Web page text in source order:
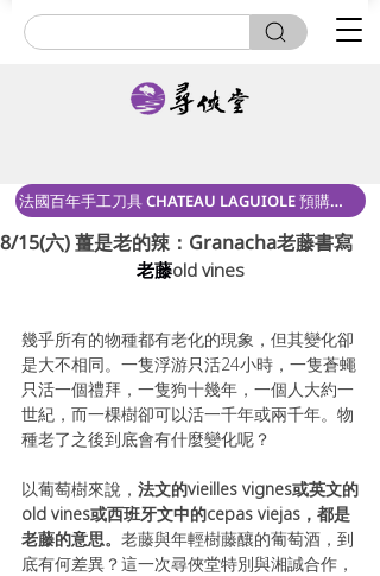
法國百年手工刀具 CHATEAU LAGUIOLE 預購中！
8/15(六) 薑是老的辣：Granacha老藤書寫
老藤old vines
幾乎所有的物種都有老化的現象，但其變化卻
是大不相同。一隻浮游只活24小時，一隻蒼蠅
只活一個禮拜，一隻狗十幾年，一個人大約一
世紀，而一棵樹卻可以活一千年或兩千年。物
種老了之後到底會有什麼變化呢？
以葡萄樹來說， 法文的vieilles vignes或英文的
old vines或西班牙文中的cepas viejas，都是
老藤的意思。 老藤與年輕樹藤釀的葡萄酒，到
底有何差異？這一次尋俠堂特別與湘誠合作，